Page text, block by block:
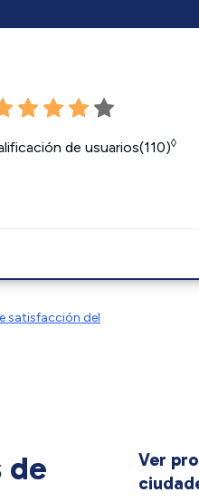
de usuarios(110)◊
satisfacción del
de
Ver